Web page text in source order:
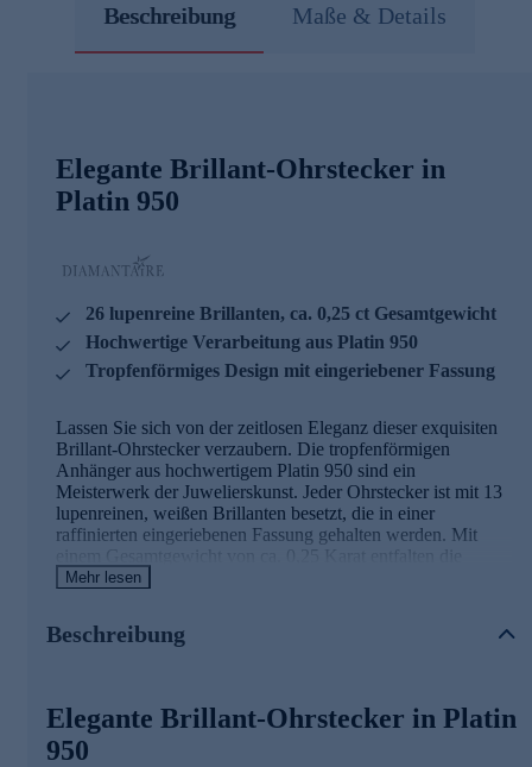
Beschreibung Maße & Details
Elegante Brillant-Ohrstecker in
Platin 950
26 lupenreine Brillanten, ca. 0,25 ct Gesamtgewicht
Hochwertige Verarbeitung aus Platin 950
Tropfenförmiges Design mit eingeriebener Fassung
Lassen Sie sich von der zeitlosen Eleganz dieser exquisiten
Brillant-Ohrstecker verzaubern. Die tropfenförmigen
Anhänger aus hochwertigem Platin 950 sind ein
Meisterwerk der Juwelierskunst. Jeder Ohrstecker ist mit 13
lupenreinen, weißen Brillanten besetzt, die in einer
raffinierten eingeriebenen Fassung gehalten werden. Mit
einem Gesamtgewicht von ca. 0,25 Karat entfalten die
insgesamt 26 Diamanten ein faszinierendes Funkeln, das Ihr
funkelnden Steinen und verleiht den Ohrsteckern ihre
bei jedem Anlass mit Eleganz und Stil begleiten. Ein
Schmuckstück von bleibendem Wert, das die Blicke auf sich
zieht und Ihre natürliche Schönheit unterstreicht.
Mehr lesen
Beschreibung
Elegante Brillant-Ohrstecker in Platin
950